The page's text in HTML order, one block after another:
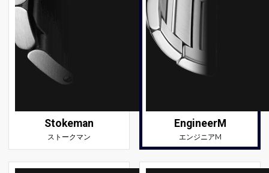
Stokeman
ストークマン
EngineerM
エンジニアM